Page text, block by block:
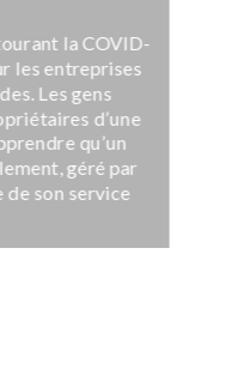
la COVID-
les entreprises
Les gens
d’une
qu’un
géré par
de son service